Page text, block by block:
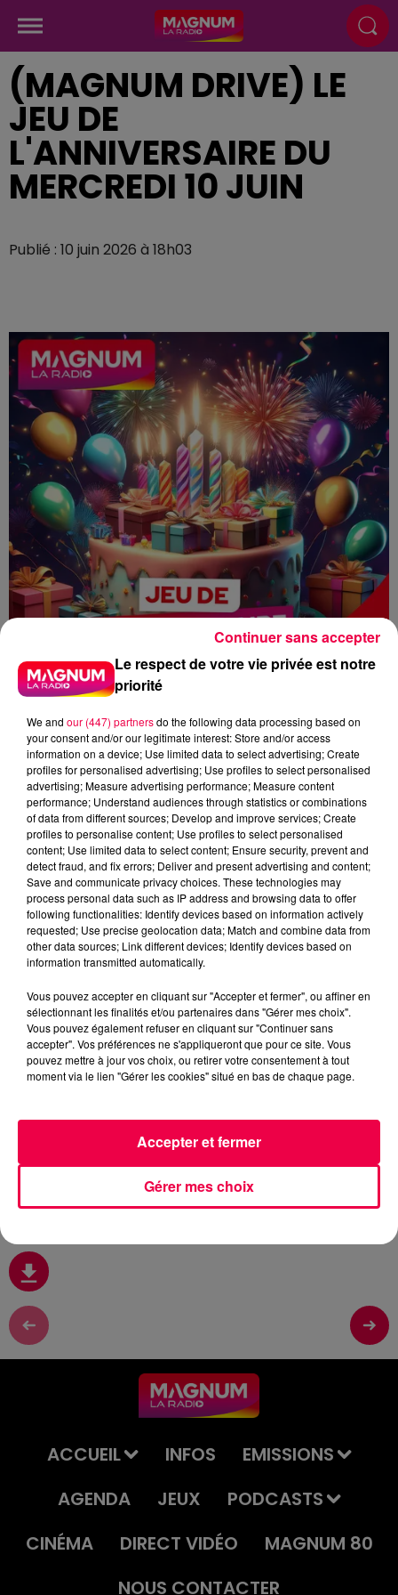
(MAGNUM DRIVE) LE
JEU DE
L'ANNIVERSAIRE DU
MERCREDI 10 JUIN
Publié : 10 juin 2026 à 18h03
MAGNUM LA RADIO
MAGNUM DRIVE
LE JEU DE L'ANNIVERSAIRE
HAUTE MARNE
CHAUMONT
NATHAN SLAMA
(MAGNUM DRIVE) Le jeu de l'anniversaire du
Mercredi 10 Juin
0:00 2 min 35 sec
10 juin 2026 - 2 min 35 sec
DU MERCREDI 10 JUIN
(MAGNUM DRIVE) Le jeu de l'anniversaire du Mercredi
10 Juin
ACCUEIL INFOS
EMISSIONS
AGENDA
JEUX
PODCASTS
CINÉMA
DIRECT VIDÉO
MAGNUM 80
NOUS CONTACTER
Le respect de votre vie privée est notre
priorité
We and our (447) partnersdo the following data processing based on
your consent and/or our legitimate interest: Store and/or access
information on a device; Use limited data to select advertising; Create
profiles for personalised advertising; Use profiles to select personalised
advertising; Measure advertising performance; Measure content
performance; Understand audiences through statistics or combinations
of data from different sources; Develop and improve services; Create
profiles to personalise content; Use profiles to select personalised
content; Use limited data to select content; Ensure security, prevent and
detect fraud, and fix errors; Deliver and present advertising and content;
Save and communicate privacy choices. These technologies may
process personal data such as IP address and browsing data to offer
following functionalities: Identify devices based on information actively
requested; Use precise geolocation data; Match and combine data from
other data sources; Link different devices; Identify devices based on
information transmitted automatically.
Vous pouvez accepter en cliquant sur "Accepter et fermer", ou affiner en
sélectionnant les finalités et/ou partenaires dans "Gérer mes choix".
Vous pouvez également refuser en cliquant sur "Continuer sans
accepter". Vos préférences ne s'appliqueront que pour ce site. Vous
pouvez mettre à jour vos choix, ou retirer votre consentement à tout
moment via le lien "Gérer les cookies" situé en bas de chaque page.
Gérer mes choix
Accepter et fermer
Continuer sans accepter